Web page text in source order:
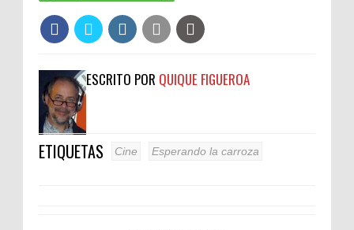
ESCRITO POR QUIQUE FIGUEROA
ETIQUETAS Cine Esperando la carroza